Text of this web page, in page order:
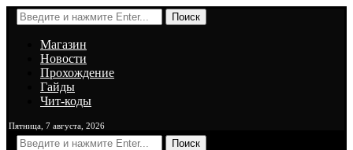
Поиск
Магазин
Новости
Прохождение
Гайды
Чит-коды
Пятница, 7 августа, 2026
Поиск